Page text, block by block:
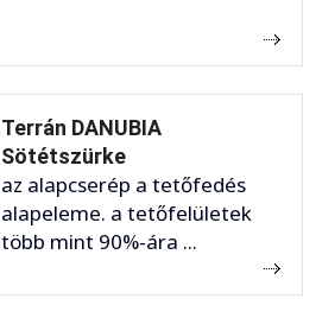
Terrán DANUBIA
Sötétszürke
az alapcserép a tetőfedés
alapeleme. a tetőfelületek
több mint 90%-ára ...